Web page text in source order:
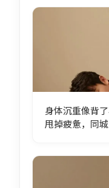
身体沉重像背
甩掉疲惫，同